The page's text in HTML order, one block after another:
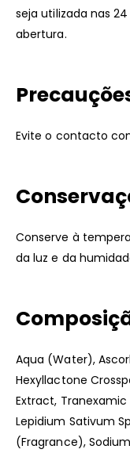
seja utilizada nas
abertura.
Evite o contacto
Conserve à
da luz e da
Aqua (Water),
Hexyllactone
Extract,
Lepidium Sativum
(Fragrance),